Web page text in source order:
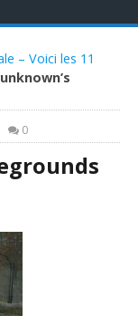
– Voici les 11
0